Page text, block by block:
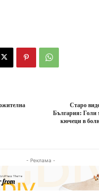
Старо
България: Голи
кючеци в
- Реклама -